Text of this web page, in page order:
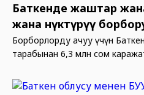
Баткенде жаштар
жана өнүктүрүү
Борборлорду ачуу үчүн
тарабынан 6,3 млн сом каражат